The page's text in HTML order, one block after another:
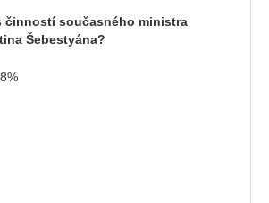
činností současného ministra
Šebestyána?
%